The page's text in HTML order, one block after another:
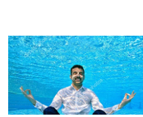
UPPSC प्रोफेसर
मॉडर्न मिनिमल टच वुडन
लकड़ी को क्यूब (घन) आकार में
छोटे कमरों, किचन आइलैंड या
देता है।